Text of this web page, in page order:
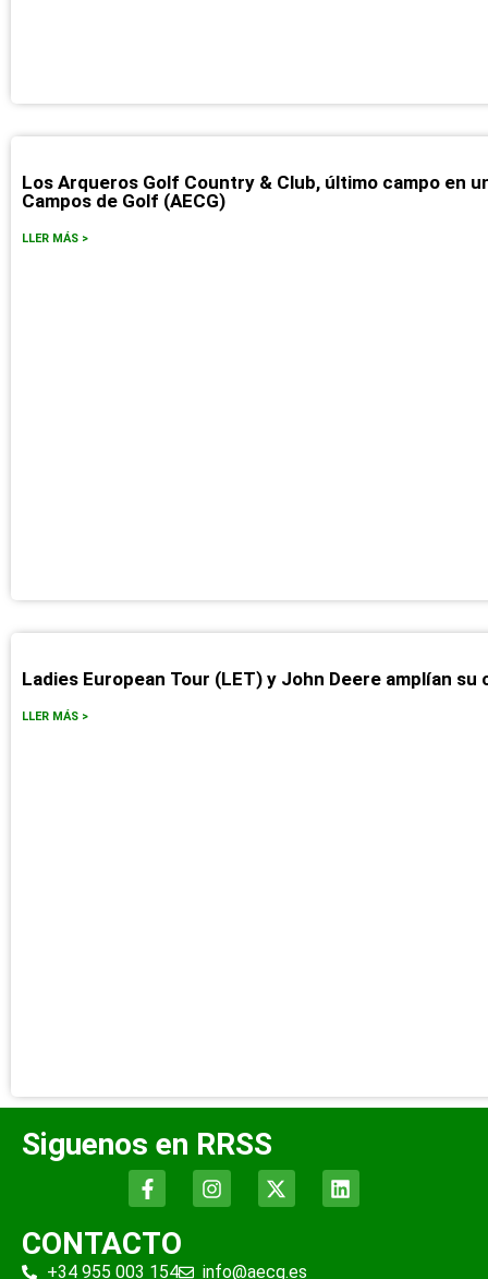
Los Arqueros Golf Country & Club, último campo en
Campos de Golf (AECG)
LLER MÁS >
Ladies European Tour (LET) y John Deere amplían
LLER MÁS >
Siguenos en RRSS
CONTACTO
+34 955 003 154 info@aecg.es